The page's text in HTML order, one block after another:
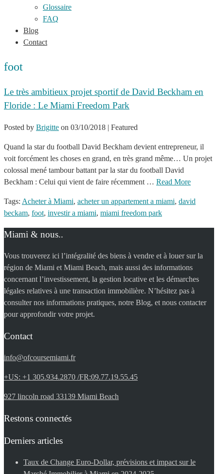
Glossaire
FAQ
Blog
Contact
foot
Le très ambitieux projet sportif de David Beckham en
Floride : Le Miami Freedom Park
Posted by Brigitte on 03/10/2018 | Featured
Quand la star du football David Beckham devient entrepreneur, il
voit forcément les choses en grand, en très grand même… Un projet
colossal mené tambour battant par la star du football David
Beckham : Celui qui vient de faire récemment … Read More
Tags: Acheter à Miami, acheter un appartement a miami, david
beckam, foot, investir a miami, miami freedom park
Miami & nous..
Vous trouverez ici l’intégralité des biens à vendre et à louer sur la
région de Miami et Miami Beach, mais aussi des informations
concernant l’investissement, la gestion locative et les démarches
légales relatives à une transaction immobilière. N’hésitez pas à
consulter nos informations pratiques, notre Blog, et nous contacter
pour approfondir votre projet.
Contact
info@ofcoursemiami.fr
+US: +1 305.934.2870 /FR:09.77.19.55.45
927 lincoln road 33139 Miami Beach
Restons connectés
Derniers articles
Taux de Change Euro-Dollar, prévisions et impact sur le